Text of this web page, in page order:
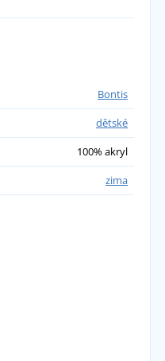
Bontis
dětské
100% akryl
zima